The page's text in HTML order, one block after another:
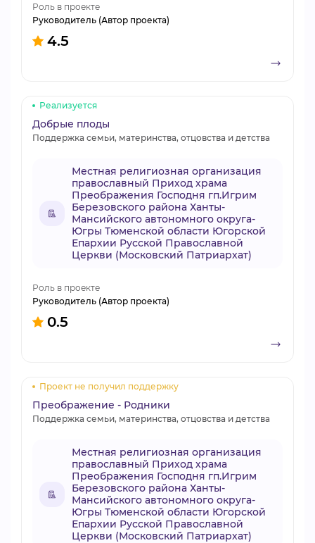
Роль в проекте
Руководитель (Автор проекта)
4.5
Реализуется
Добрые плоды
Поддержка семьи, материнства, отцовства и детства
Местная религиозная организация
православный Приход храма
Преображения Господня гп.Игрим
Березовского района Ханты-
Мансийского автономного округа-
Югры Тюменской области Югорской
Епархии Русской Православной
Церкви (Московский Патриархат)
Роль в проекте
Руководитель (Автор проекта)
0.5
Проект не получил поддержку
Преображение - Родники
Поддержка семьи, материнства, отцовства и детства
Местная религиозная организация
православный Приход храма
Преображения Господня гп.Игрим
Березовского района Ханты-
Мансийского автономного округа-
Югры Тюменской области Югорской
Епархии Русской Православной
Церкви (Московский Патриархат)